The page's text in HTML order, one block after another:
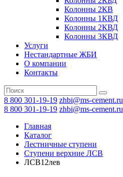
Колонны 2КВ
Колонны 1КВД
Колонны 2КВД
Колонны 3КВД
Услуги
Нестандартные ЖБИ
О компании
Контакты
8 800 301-19-19 zhbi@ms-cement.ru
8 800 301-19-19 zhbi@ms-cement.ru
Главная
Каталог
Лестничные ступени
Ступени верхние ЛСВ
ЛСВ12лев